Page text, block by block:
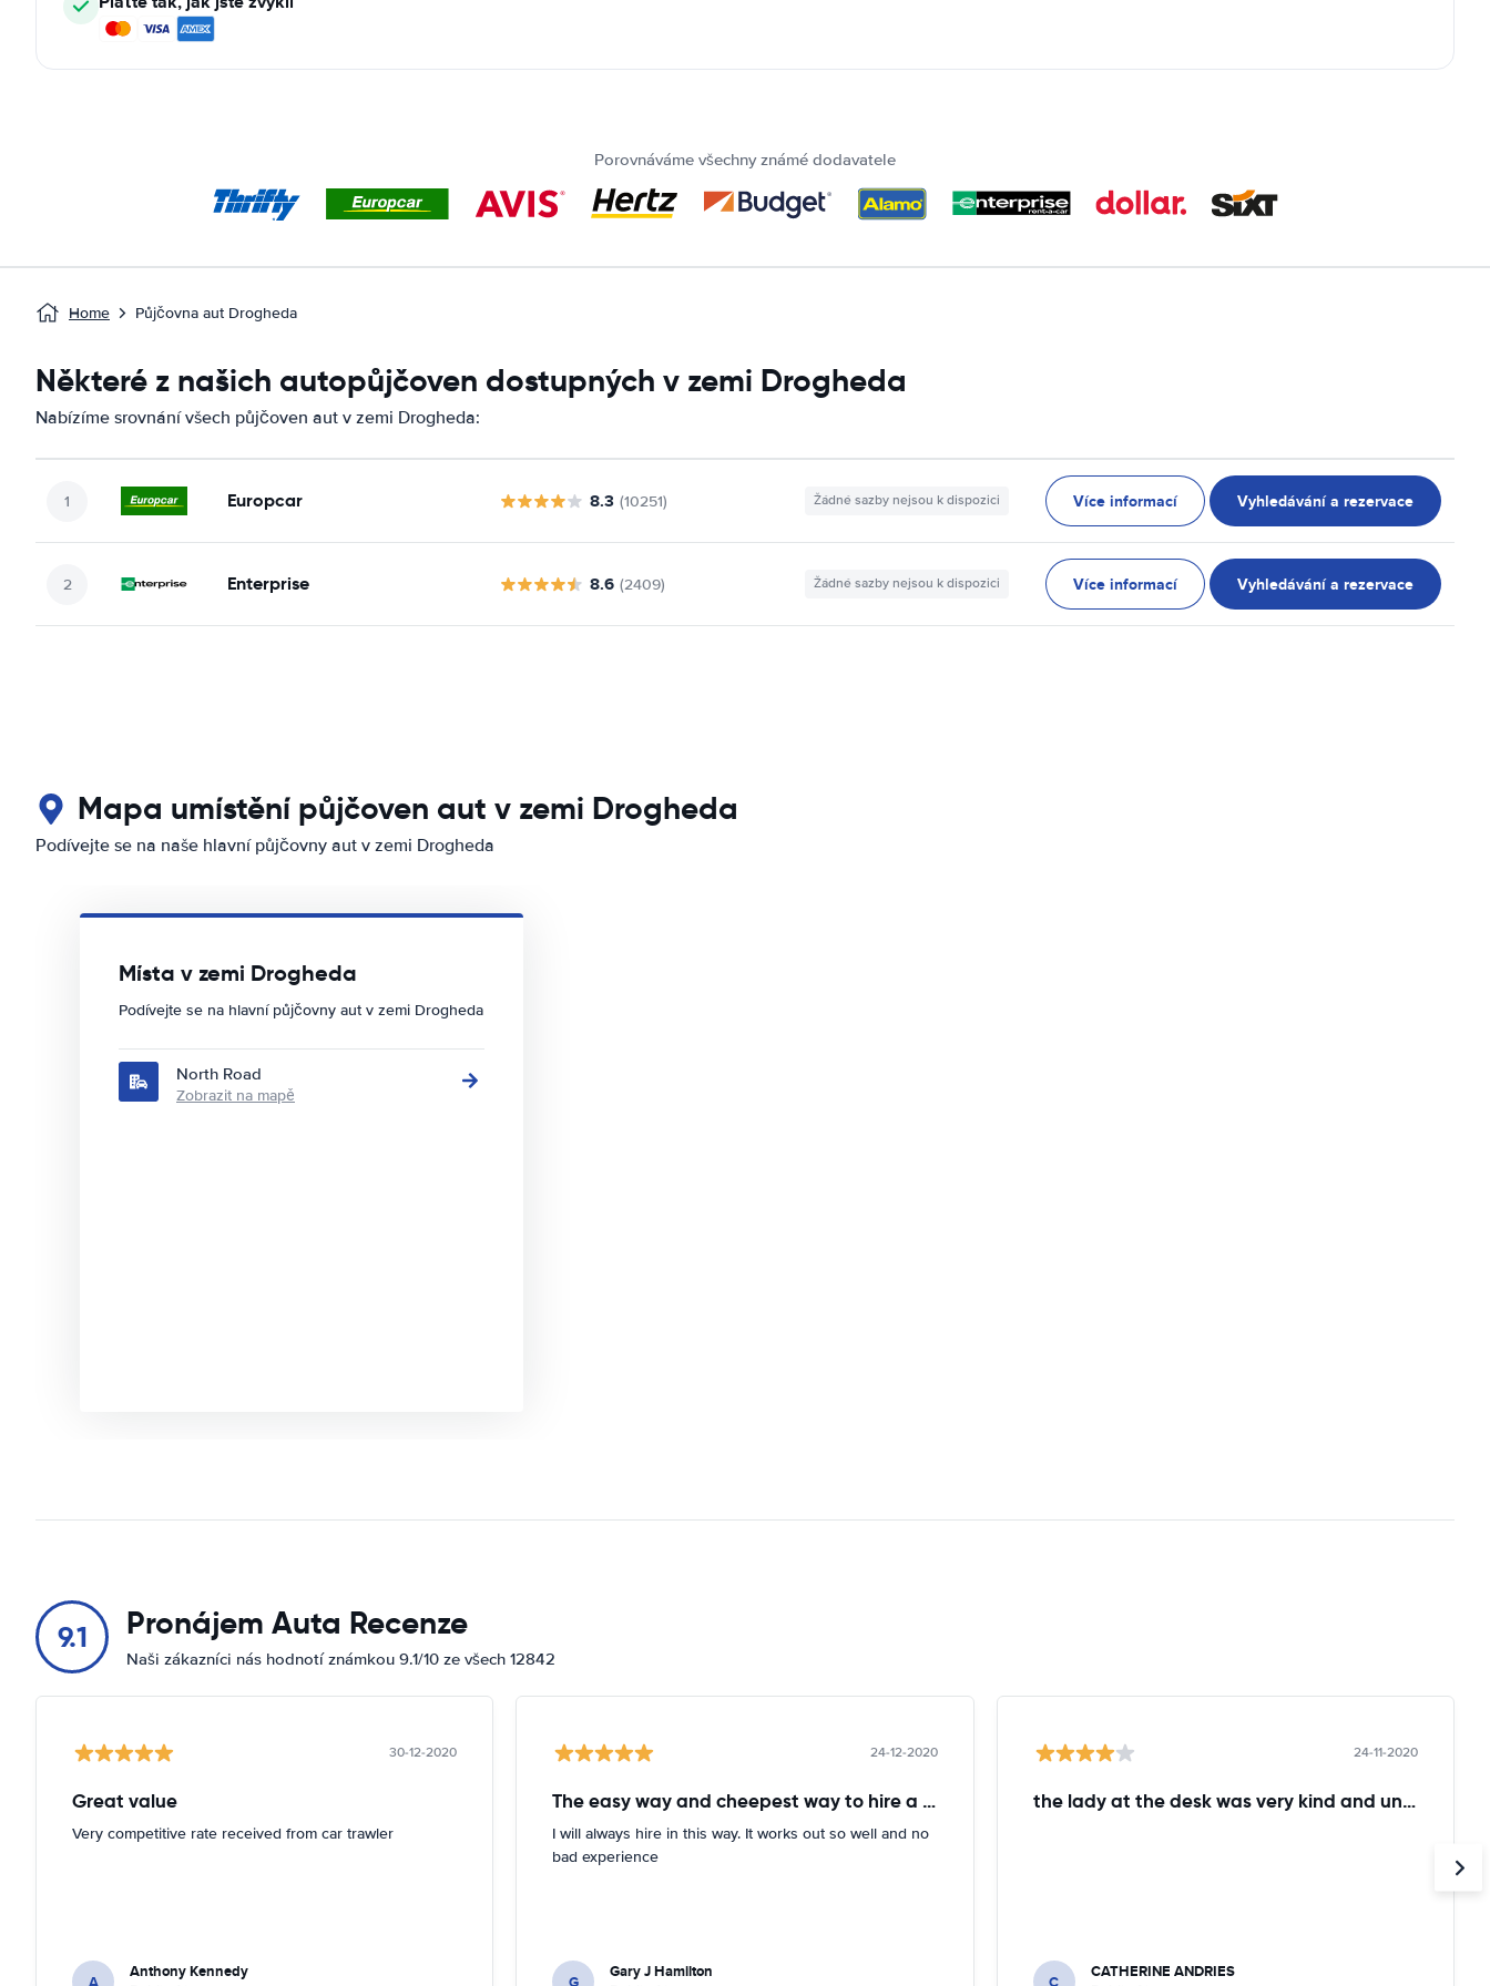
Porovnáváme všechny známé dodavatele
Home Půjčovna aut Drogheda
Některé z našich autopůjčoven dostupných v zemi Drogheda
Nabízíme srovnání všech půjčoven aut v zemi Drogheda:
Europcar 8.3 (10251) Žádné sazby nejsou k dispozici Více informací Vyhledávání a rezervace
Enterprise 8.6 (2409) Žádné sazby nejsou k dispozici Více informací Vyhledávání a rezervace
Mapa umístění půjčoven aut v zemi Drogheda
Podívejte se na naše hlavní půjčovny aut v zemi Drogheda
Místa v zemi Drogheda
Podívejte se na hlavní půjčovny aut v zemi Drogheda
North Road
Zobrazit na mapě
9.1 Pronájem Auta Recenze
Naši zákazníci nás hodnotí známkou 9.1/10 ze všech 12842
30-12-2020
Great value
Very competitive rate received from car trawler
A Anthony Kennedy
24-12-2020
The easy way and cheepest way to hire a car
I will always hire in this way. It works out so well and no
bad experience
G Gary J Hamilton
24-11-2020
the lady at the desk was very kind and understanding!
C CATHERINE ANDRIES